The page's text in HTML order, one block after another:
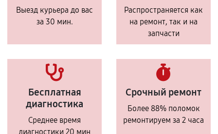
Выезд курьера до вас
за 30 мин.
Распространяется как
на ремонт, так и на
запчасти
Бесплатная
диагностика
Среднее время
диагностики 20 мин
Срочный ремонт
Более 88% поломок
ремонтируем за 2 часа